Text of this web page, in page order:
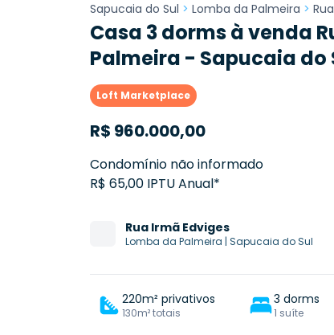
Sapucaia do Sul > Lomba da Palmeira >
Casa 3 dorms à venda
Palmeira - Sapucaia do
Loft Marketplace
R$ 960.000,00
Condomínio não informado
R$ 65,00 IPTU Anual*
Rua Irmã Edviges
Lomba da Palmeira | Sapucaia do Sul
220m² privativos
130m² totais
3 dorms
1 suíte